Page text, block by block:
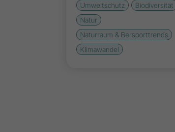
Umweltschutz
Biodiversität
Natur
Naturraum & Bersporttrends
Klimawandel